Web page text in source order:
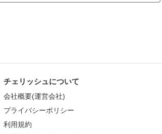
チェリッシュについて
会社概要(運営会社)
プライバシーポリシー
利用規約